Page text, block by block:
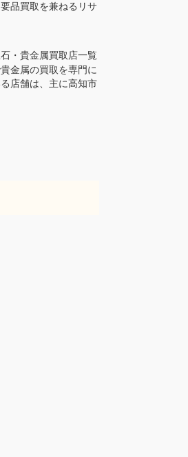
品買取を兼ねるリサ
・貴金属買取店一覧
金属の買取を専門に
店舗は、主に高知市